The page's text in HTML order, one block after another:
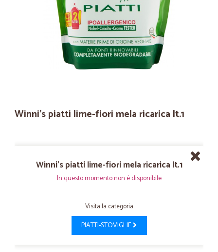
Winni's piatti lime-fiori mela ricarica lt.1
Winni's piatti lime-fiori mela ricarica lt.1
In questo momento non è disponibile
Visita la categoria
PIATTI-STOVIGLIE